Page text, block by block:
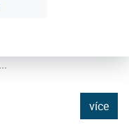
prostředí těsně
více